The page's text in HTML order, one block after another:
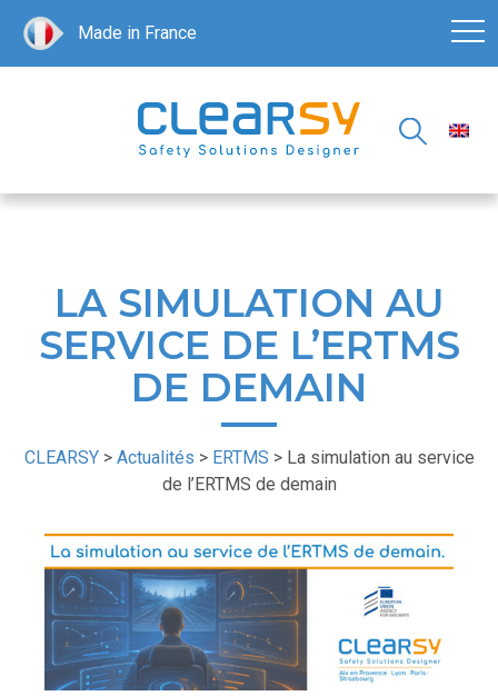
Made in France
LA SIMULATION AU
SERVICE DE L’ERTMS
DE DEMAIN
CLEARSY> Actualités > ERTMS > La simulation au service
de l’ERTMS de demain